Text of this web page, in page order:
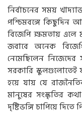
নির্বাচনের সময়
পশ্চিমবঙ্গে কিছুদিন
বিজেপি ক্ষমতায় এলে
জবাবে অনেক
নেমেছিলেন
সরকারি স্কুলগুলোতেই
হয়ে যায় যে
মানুষের সংস্কৃতির
দৃষ্টিভঙ্গি চাপিয়ে দিতে